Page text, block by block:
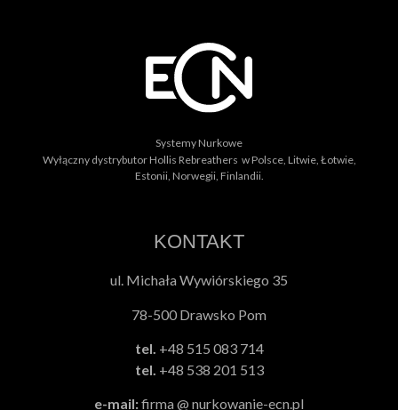
Systemy Nurkowe
Wyłączny dystrybutor Hollis Rebreathers w Polsce, Litwie, Łotwie,
Estonii, Norwegii, Finlandii.
KONTAKT
ul. Michała Wywiórskiego 35
78-500 Drawsko Pom
tel. +48 515 083 714
tel. +48 538 201 513
e-mail:firma @ nurkowanie-ecn.pl